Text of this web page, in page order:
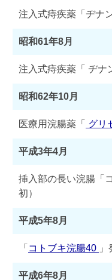
注入式痔疾薬「ヂナ
昭和61年8月
注入式痔疾薬「 ヂナ
昭和62年10月
医療用浣腸薬「 グリ
平成3年4月
挿入部の長い浣腸「
初）
平成5年8月
「 コトブキ浣腸40
平成6年8月